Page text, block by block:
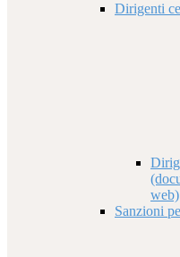
Dirigenti
web)
Sanzioni